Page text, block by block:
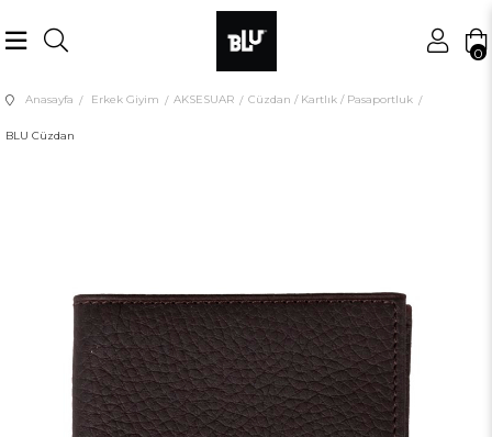
0
Anasayfa Erkek Giyim AKSESUAR Cüzdan / Kartlık / Pasaportluk
BLU Cüzdan